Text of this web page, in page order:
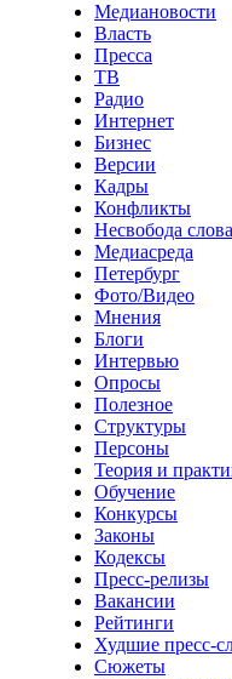
Медиановости
Власть
Пресса
ТВ
Радио
Интернет
Бизнес
Версии
Кадры
Конфликты
Несвобода слова
Медиасреда
Петербург
Фото/Видео
Мнения
Блоги
Интервью
Опросы
Полезное
Структуры
Персоны
Теория и
Обучение
Конкурсы
Законы
Кодексы
Пресс-релизы
Вакансии
Рейтинги
Худшие пресс-
Сюжеты